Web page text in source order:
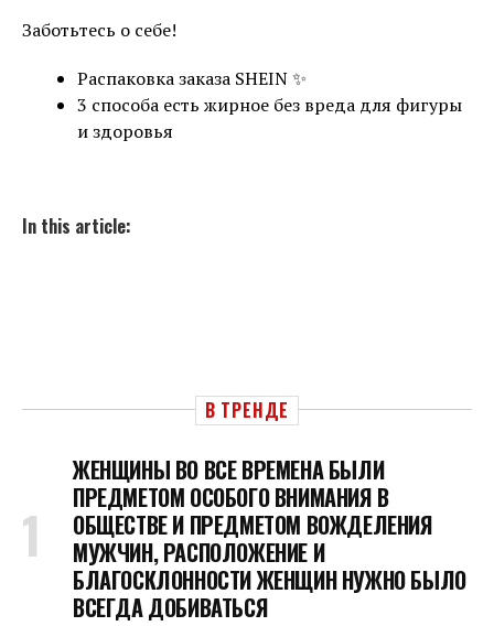
Заботьтесь о себе!
Распаковка заказа SHEIN ✨
3 способа есть жирное без вреда для фигуры
и здоровья
In this article:
В ТРЕНДЕ
ЖЕНЩИНЫ ВО ВСЕ ВРЕМЕНА БЫЛИ
ПРЕДМЕТОМ ОСОБОГО ВНИМАНИЯ В
ОБЩЕСТВЕ И ПРЕДМЕТОМ ВОЖДЕЛЕНИЯ
МУЖЧИН, РАСПОЛОЖЕНИЕ И
БЛАГОСКЛОННОСТИ ЖЕНЩИН НУЖНО БЫЛО
ВСЕГДА ДОБИВАТЬСЯ